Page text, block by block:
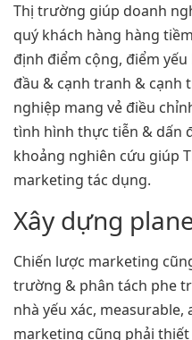
Thị trường giúp doanh
quý khách hàng hàng
định điểm cộng, điểm
đầu & cạnh tranh & cạnh
nghiệp mang vẻ điều
tình hình thực tiễn & dấn
khoảng nghiên cứu giúp
marketing tác dụng.
Xây dựng
Chiến lược marketing
trường & phân tách phe
nhà yếu xác, measurable,
marketing cũng phải